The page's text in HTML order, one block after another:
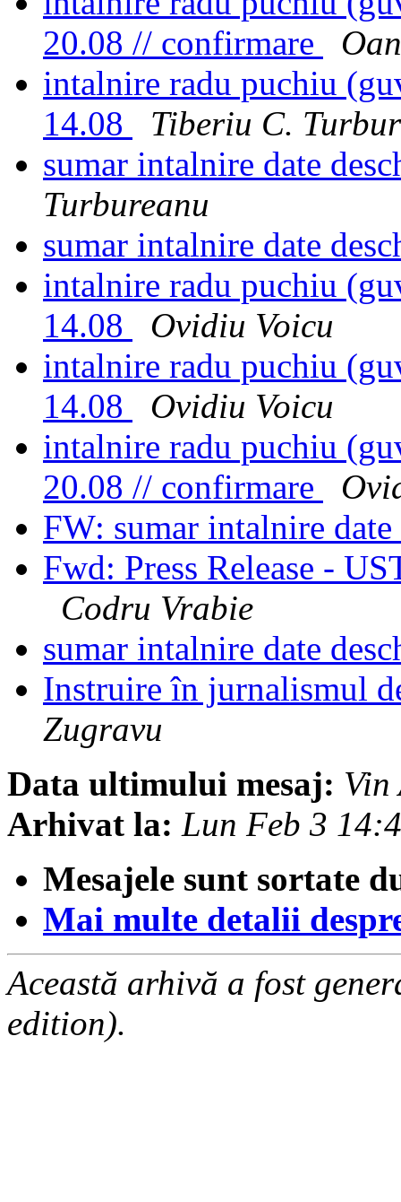
20.08 // confirmare
intalnire radu puchiu
14.08
Tiberiu C.
sumar intalnire date
Turbureanu
sumar intalnire date
intalnire radu puchiu
14.08
Ovidiu Voicu
intalnire radu puchiu
14.08
Ovidiu Voicu
intalnire radu puchiu
20.08 // confirmare
FW: sumar intalnire
Fwd: Press Release -
Codru Vrabie
sumar intalnire date
Instruire în jurnalismul
Zugravu
Data ultimului mesaj: Vin
Arhivat la: Lun Feb 3
Mesajele sunt sortate
Mai multe detalii
Această arhivă a fost
edition).